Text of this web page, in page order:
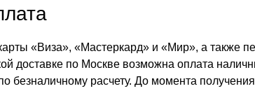
«Виза», «Мастеркард» и «Мир», а также
доставке по Москве возможна оплата
безналичному расчету. До момента